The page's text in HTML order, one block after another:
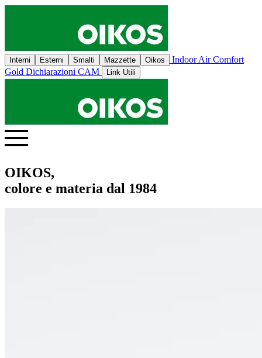
Interni Esterni Smalti Mazzette Oikos
Indoor Air Comfort
Gold Dichiarazioni CAM Link Utili
OIKOS,
colore e materia dal 1984